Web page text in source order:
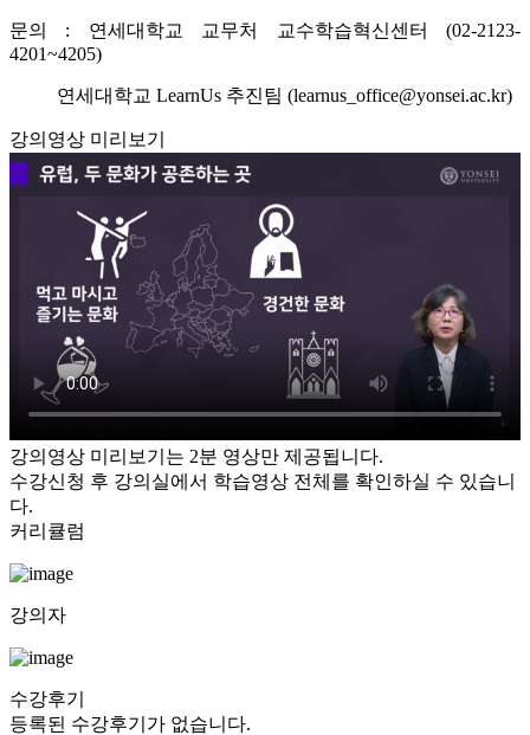
문의 : 연세대학교 교무처 교수학습혁신센터 (02-2123-
4201~4205)
연세대학교 LearnUs 추진팀 (learnus_office@yonsei.ac.kr)
강의영상 미리보기
강의영상 미리보기는 2분 영상만 제공됩니다.
수강신청 후 강의실에서 학습영상 전체를 확인하실 수 있습니
다.
커리큘럼
강의자
수강후기
등록된 수강후기가 없습니다.